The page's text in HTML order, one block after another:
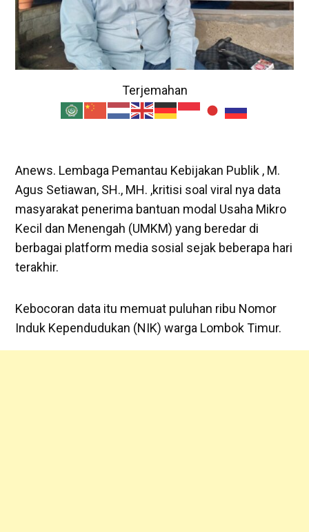
Terjemahan
Anews. Lembaga Pemantau Kebijakan Publik , M.
Agus Setiawan, SH., MH. ,kritisi soal viral nya data
masyarakat penerima bantuan modal Usaha Mikro
Kecil dan Menengah (UMKM) yang beredar di
berbagai platform media sosial sejak beberapa hari
terakhir.
Kebocoran data itu memuat puluhan ribu Nomor
Induk Kependudukan (NIK) warga Lombok Timur.